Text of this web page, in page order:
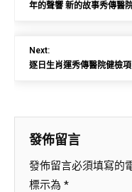
年的聲響 新的故事秀傳醫
Next:
逐日生肖運秀傳醫院健檢
發佈留言
發佈留言必須填寫的
標示為 *